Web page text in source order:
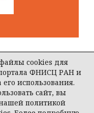
cookies для
ФНИСЦ РАН и
использования.
сайт, вы
политикой